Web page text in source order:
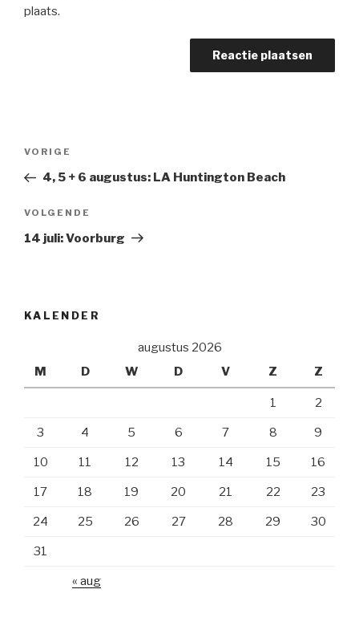
plaats.
Berichtnavigatie
Vorig
bericht
VORIGE
4, 5 + 6 augustus: LA Huntington Beach
Volgend
Bericht
VOLGENDE
14 juli: Voorburg
KALENDER
augustus 2026
M
D W D V Z Z
1 2
3 4 5 6 7 8 9
10 11 12 13 14 15 16
17 18 19 20 21 22 23
24 25 26 27 28 29 30
31
« aug